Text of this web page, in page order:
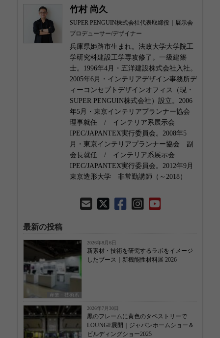
竹村 尚久
SUPER PENGUIN株式会社代表取締役｜展示会
プロデューサー/デザイナー
兵庫県姫路市生まれ。法政大学大学院工
学研究科建設工学専攻修了。一級建築
士。1996年4月・五洋建設株式会社入社。
2005年6月・インテリアデザイン事務所デ
ィーコンセプトデザインオフィス（現・
SUPER PENGUIN株式会社）設立。2006
年5月・東京インテリアプランナー協会
理事就任 / インテリア系展示会
IPEC/JAPANTEX実行委員会。2008年5
月・東京インテリアプランナー協会 副
会長就任 / インテリア系展示会
IPEC/JAPANTEX実行委員会。2012年9月
東京造形大学 非常勤講師（～2018）
最新の投稿
産業・技術系
2026年8月6日
新素材・技術を研究するラボをイメージ
したブース｜新機能性材料展 2026
2026年7月30日
黒のフレームに黄色のタペストリーで
LOUNGE展開｜ジャパンホームショー＆
ビルディングショー2025